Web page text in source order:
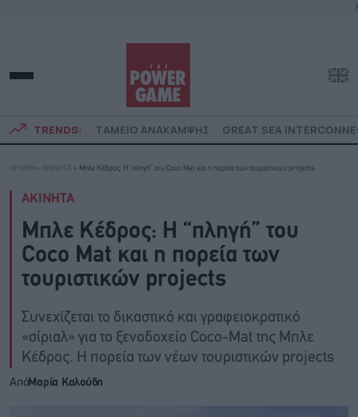
TRENDS: ΤΑΜΕΙΟ ΑΝΑΚΑΜΨΗΣ GREAT SEA
ΑΡΧΙΚΗ » ΑΚΙΝΗΤΑ » Μπλε Κέδρος: Η “πληγή” του Coco Μat και η πορεία των τουριστικών projects
ΑΚΙΝΗΤΑ
Μπλε Κέδρος: Η “πληγή” του
Coco Μat και η πορεία των
τουριστικών projects
Συνεχίζεται το δικαστικό και γραφειοκρατικό
«σίριαλ» για το ξενοδοχείο Coco-Mat της Μπλε
Κέδρος. Η πορεία των νέων τουριστικών projects
ΑπόΜαρία Καλούδη